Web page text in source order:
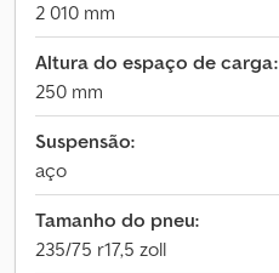
2 010 mm
Altura do espaço de carga:
250 mm
Suspensão:
aço
Tamanho do pneu:
235/75 r17,5 zoll